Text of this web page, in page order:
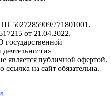
5027285909/771801001.
от 21.04.2022.
является публичной офертой.
на сайт обязательна.